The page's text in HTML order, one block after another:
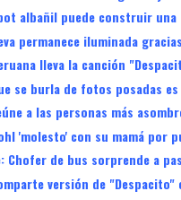
albañil puede construir una
permanece iluminada
lleva la canción
se burla de fotos posadas
a las personas más
'molesto' con su mamá por
Chofer de bus sorprende a
versión de "Despacito"